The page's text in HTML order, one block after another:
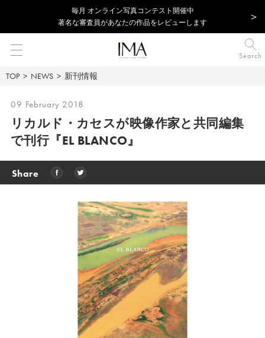
毎⽉ オンライン写真コンテスト開催中
著名な審査員があなたの作品をレビューします
Search
TOP NEWS 新刊情報
09 February 2018
リカルド・カセスが映像作家と共同編集
で刊行『EL BLANCO』
Share